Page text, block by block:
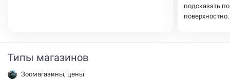
подсказать
Типы магазинов
Зоомагазины, цены